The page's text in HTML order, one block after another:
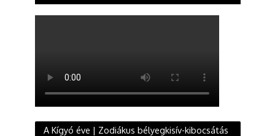
A Kígyó éve | Zodiákus bélyegkisív-kibocsátás